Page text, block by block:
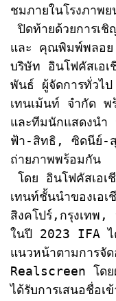
ชมภายในโรงภาพย
ปิดท้ายด้วยการเชิญ คุณลักขณา ปาลวัฒน์วิไชย
และ คุณพิมพ์พลอย
บริษัท อินโฟคัสเอ
พันธ์ ผู้จัดการทั่วไ
เทนเม้นท์ จำกัด พ
และทีมนักแสดงน
ฟ้า-สิทธิ, ซิดนีย์-สุ
ถ่ายภาพพร้อมกัน
เทนท์ชั้นนำของเอ
สิงคโปร์,กรุงเทพ
ในปี 2023 IFA ได้
แนวหน้าตามการ
Realscreen โดย
ได้รับการเสนอชื่อเ